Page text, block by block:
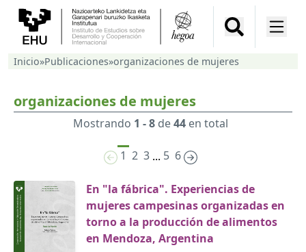
Inicio»Publicaciones»organizaciones de mujeres
organizaciones de mujeres
Mostrando 1 - 8de44en total
1 2 3 ... 5 6
En "la fábrica". Experiencias de
mujeres campesinas organizadas en
torno a la producción de alimentos
en Mendoza, Argentina